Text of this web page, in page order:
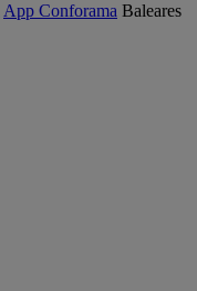
App Conforama Baleares